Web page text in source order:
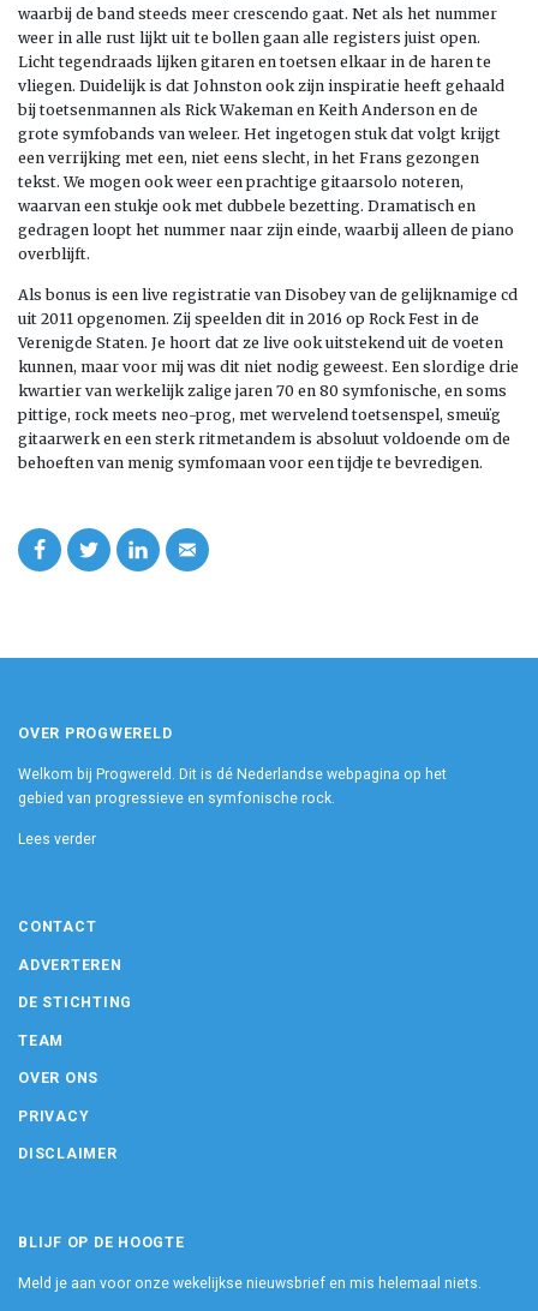
waarbij de band steeds meer crescendo gaat. Net als het nummer
weer in alle rust lijkt uit te bollen gaan alle registers juist open.
Licht tegendraads lijken gitaren en toetsen elkaar in de haren te
vliegen. Duidelijk is dat Johnston ook zijn inspiratie heeft gehaald
bij toetsenmannen als Rick Wakeman en Keith Anderson en de
grote symfobands van weleer. Het ingetogen stuk dat volgt krijgt
een verrijking met een, niet eens slecht, in het Frans gezongen
tekst. We mogen ook weer een prachtige gitaarsolo noteren,
waarvan een stukje ook met dubbele bezetting. Dramatisch en
gedragen loopt het nummer naar zijn einde, waarbij alleen de piano
overblijft.
Als bonus is een live registratie van Disobey van de gelijknamige cd
uit 2011 opgenomen. Zij speelden dit in 2016 op Rock Fest in de
Verenigde Staten. Je hoort dat ze live ook uitstekend uit de voeten
kunnen, maar voor mij was dit niet nodig geweest. Een slordige drie
kwartier van werkelijk zalige jaren 70 en 80 symfonische, en soms
pittige, rock meets neo-prog, met wervelend toetsenspel, smeuïg
gitaarwerk en een sterk ritmetandem is absoluut voldoende om de
behoeften van menig symfomaan voor een tijdje te bevredigen.
OVER PROGWERELD
Welkom bij Progwereld. Dit is dé Nederlandse webpagina op het
gebied van progressieve en symfonische rock.
Lees verder
CONTACT
ADVERTEREN
DE STICHTING
TEAM
OVER ONS
PRIVACY
DISCLAIMER
BLIJF OP DE HOOGTE
Meld je aan voor onze wekelijkse nieuwsbrief en mis helemaal niets.